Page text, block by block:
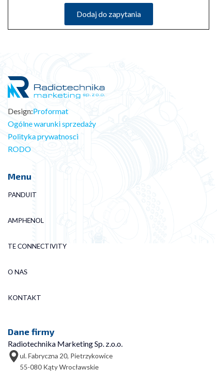
Dodaj do zapytania
Design:Proformat
Ogólne warunki sprzedaży
Polityka prywatnosci
RODO
Menu
PANDUIT
AMPHENOL
TE CONNECTIVITY
O NAS
KONTAKT
Dane firmy
Radiotechnika Marketing Sp. z.o.o.
ul. Fabryczna 20, Pietrzykowice
55-080 Kąty Wrocławskie